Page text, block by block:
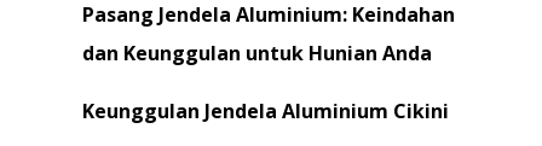
Pasang Jendela Aluminium: Keindahan
dan Keunggulan untuk Hunian Anda
Keunggulan Jendela Aluminium Cikini